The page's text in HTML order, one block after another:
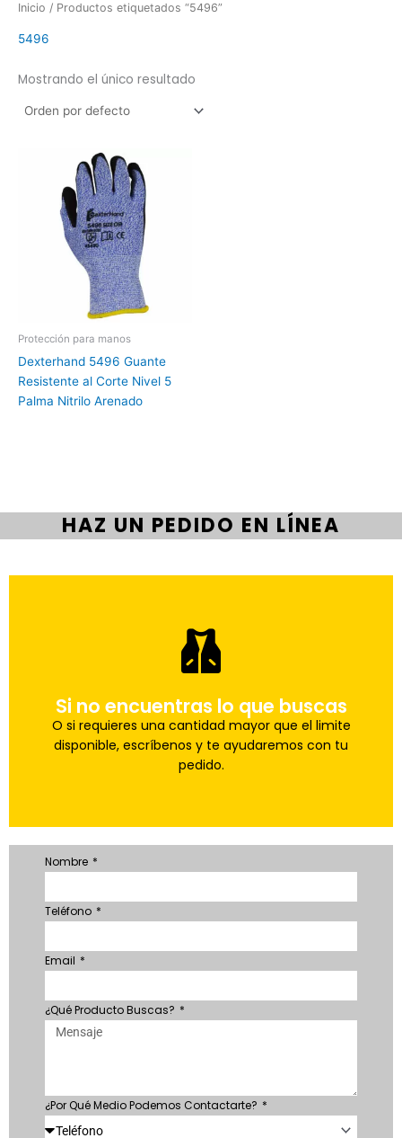
Inicio / Productos etiquetados “5496”
5496
Mostrando el único resultado
Protección para manos
Dexterhand 5496 Guante
Resistente al Corte Nivel 5
Palma Nitrilo Arenado
HAZ UN PEDIDO EN LÍNEA
Si no encuentras lo que buscas
O si requieres una cantidad mayor que el limite
disponible, escríbenos y te ayudaremos con tu
pedido.
Haz tu pedido
Uno de nuestros agentes te ayudara con tu
Nombre
Teléfono
Email
¿Qué Producto Buscas?
¿Por Qué Medio Podemos Contactarte?